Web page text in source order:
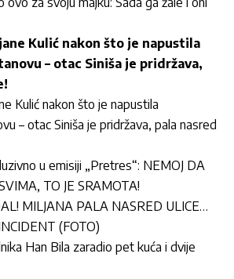
Kulić nakon što je napustila
– otac Siniša je pridržava,
Kulić nakon što je napustila
– otac Siniša je pridržava, pala nasred
u emisiji „Pretres“: NEMOJ DA
TO JE SRAMOTA!
MILJANA PALA NASRED ULICE…
(FOTO)
Han Bila zaradio pet kuća i dvije